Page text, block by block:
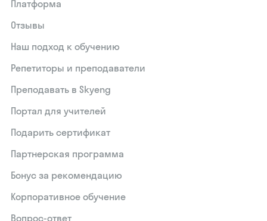
Платформа
Отзывы
Наш подход к обучению
Репетиторы и преподаватели
Преподавать в Skyeng
Портал для учителей
Подарить сертификат
Партнерская программа
Бонус за рекомендацию
Корпоративное обучение
Вопрос-ответ